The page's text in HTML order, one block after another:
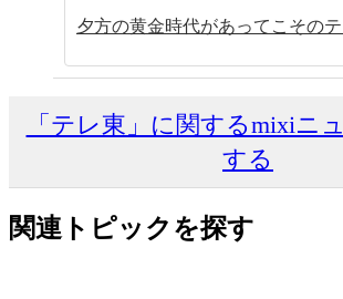
夕方の黄金時代があってこその
「テレ東」に関するmixiニ
する
関連トピックを探す